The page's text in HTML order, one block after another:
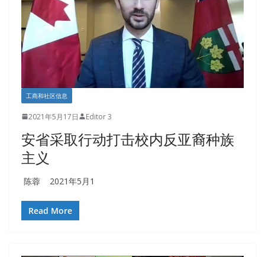
工商和社区信息
2021年5月17日 Editor 3
安省采取行动打击校内反亚裔种族
主义
陈蓉 2021年5月1
Read More